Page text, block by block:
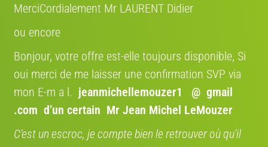
Europe.
Nous nous engageons à rendre votre expérience de
vente de vélo aussi fluide que possible entre
particuliers. Grâce à notre partenariat avec Cocolis,
nous vous proposons une solution de livraison
pratique, économique et respectueuse de
MerciCordialement Mr LAURENT Didier
ou encore
Bonjour, votre offre est-elle toujours disponible, Si
oui merci de me laisser une confirmation SVP via
mon E-m a l. jeanmichellemouzer1 @ gmail
.com d’un certain Mr Jean Michel LeMouzer
C’est un escroc, je compte bien le retrouver où qu’il